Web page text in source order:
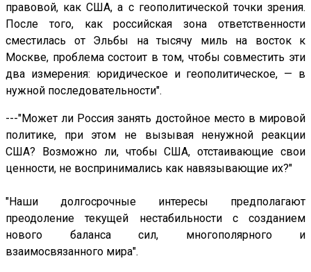
правовой, как США, а с геополитической точки зрения.
После того, как российская зона ответственности
сместилась от Эльбы на тысячу миль на восток к
Москве, проблема состоит в том, чтобы совместить эти
два измерения: юридическое и геополитическое, — в
нужной последовательности".
---"Может ли Россия занять достойное место в мировой
политике, при этом не вызывая ненужной реакции
США? Возможно ли, чтобы США, отстаивающие свои
ценности, не воспринимались как навязывающие их?"
"Наши долгосрочные интересы предполагают
преодоление текущей нестабильности с созданием
нового баланса сил, многополярного и
взаимосвязанного мира".